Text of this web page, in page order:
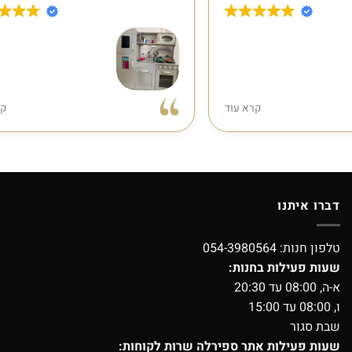
הזמנתי לאילת
שיגיע מהר
בשם לירון שנתן
הזמנתי מהם מטבח עץ לילדים, השירות היה
מעולה!!! פתחתחי את המארז וגיליתי שחסר
חלק, התקשרתי אליהם ותוך שניה ענה לי
קרא עוד
דברו איתנו
טלפון חנות: 054-3980564
שעות פעילות בחנות:
א-ה, 08:00 עד 20:30
ו, 08:00 עד 15:00
שבת סגור
שעות פעילות אתר ספירלה שרות לקוחות: